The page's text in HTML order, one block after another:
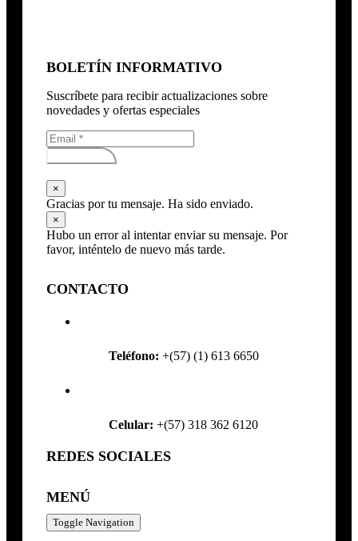
BOLETÍN INFORMATIVO
Suscríbete para recibir actualizaciones sobre
novedades y ofertas especiales
Subscribirse
×
Gracias por tu mensaje. Ha sido enviado.
×
Hubo un error al intentar enviar su mensaje. Por
favor, inténtelo de nuevo más tarde.
CONTACTO
Teléfono: +(57) (1) 613 6650
Celular: +(57) 318 362 6120
REDES SOCIALES
MENÚ
Toggle Navigation